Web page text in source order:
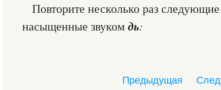
Повторите несколько раз
насыщенные звукомдь:
Предыдущая